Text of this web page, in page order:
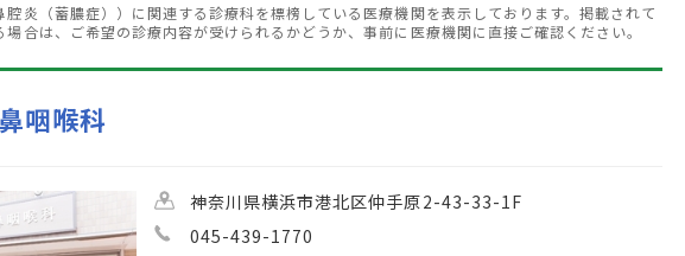
炎（蓄膿症））に関連する診療科を標榜している医療機関を表示しております。掲載されて
合は、ご希望の診療内容が受けられるかどうか、事前に医療機関に直接ご確認ください。
咽喉科
神奈川県横浜市港北区仲手原2-43-33-1F
045-439-1770